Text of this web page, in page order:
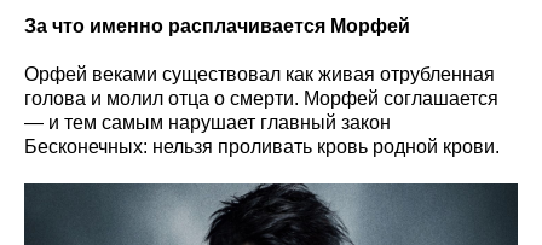
За что именно расплачивается Морфей
Орфей веками существовал как живая отрубленная
голова и молил отца о смерти. Морфей соглашается
— и тем самым нарушает главный закон
Бесконечных: нельзя проливать кровь родной крови.